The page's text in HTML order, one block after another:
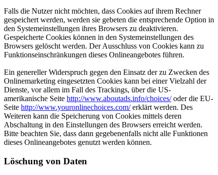
Falls die Nutzer nicht möchten, dass Cookies auf ihrem Rechner
gespeichert werden, werden sie gebeten die entsprechende Option in
den Systemeinstellungen ihres Browsers zu deaktivieren.
Gespeicherte Cookies können in den Systemeinstellungen des
Browsers gelöscht werden. Der Ausschluss von Cookies kann zu
Funktionseinschränkungen dieses Onlineangebotes führen.
Ein genereller Widerspruch gegen den Einsatz der zu Zwecken des
Onlinemarketing eingesetzten Cookies kann bei einer Vielzahl der
Dienste, vor allem im Fall des Trackings, über die US-
amerikanische Seite http://www.aboutads.info/choices/oder die EU-
Seite http://www.youronlinechoices.com/erklärt werden. Des
Weiteren kann die Speicherung von Cookies mittels deren
Abschaltung in den Einstellungen des Browsers erreicht werden.
Bitte beachten Sie, dass dann gegebenenfalls nicht alle Funktionen
dieses Onlineangebotes genutzt werden können.
Löschung von Daten